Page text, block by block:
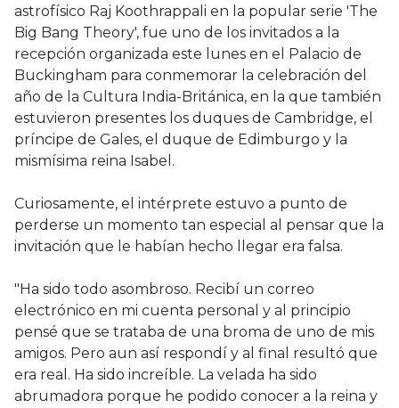
astrofísico Raj Koothrappali en la popular serie 'The
Big Bang Theory', fue uno de los invitados a la
recepción organizada este lunes en el Palacio de
Buckingham para conmemorar la celebración del
año de la Cultura India-Británica, en la que también
estuvieron presentes los duques de Cambridge, el
príncipe de Gales, el duque de Edimburgo y la
mismísima reina Isabel.
Curiosamente, el intérprete estuvo a punto de
perderse un momento tan especial al pensar que la
invitación que le habían hecho llegar era falsa.
"Ha sido todo asombroso. Recibí un correo
electrónico en mi cuenta personal y al principio
pensé que se trataba de una broma de uno de mis
amigos. Pero aun así respondí y al final resultó que
era real. Ha sido increíble. La velada ha sido
abrumadora porque he podido conocer a la reina y